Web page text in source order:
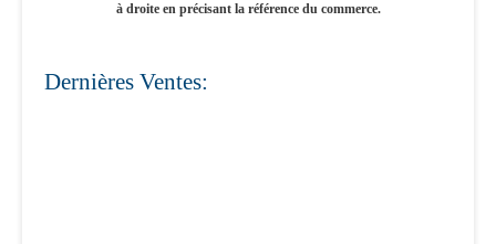
à droite en précisant la référence du commerce.
Dernières Ventes: